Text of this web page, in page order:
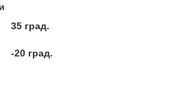
35 град.
-20 град.